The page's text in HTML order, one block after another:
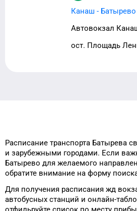
Канаш - Батырево
Автовокзал
ост. Площадь
Расписание транспорта Батырева
и зарубежными городами. Если
Батырево для желаемого
обратите внимание на форму
Для получения расписания жд
автобусных станций и онлайн-табло